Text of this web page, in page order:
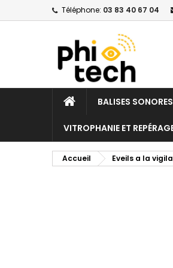
Téléphone: 03 83 40 67 04
ACCUEILBALISES SONORES
VITROPHANIE ET
Accueil Eveils a la